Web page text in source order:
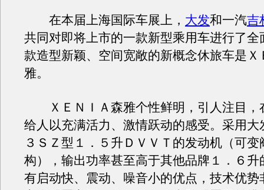
在本届上海国际车展上， 大发和一汽吉
共同对即将上市的一款新型乘用车进行了全
款造型新颖、空间宽敞的新概念休旅车是Ｘ
雅。
ＸＥＮＩＡ森雅个性鲜明，引人注目，
给人以充满活力、激情跃动的感受。采用大
３ＳＺ型１．５升ＤＶＶＴ的发动机（可变
构），输出功率甚至高于其他品牌１．６升
有启动快、震动、噪音小的优点，技术优势